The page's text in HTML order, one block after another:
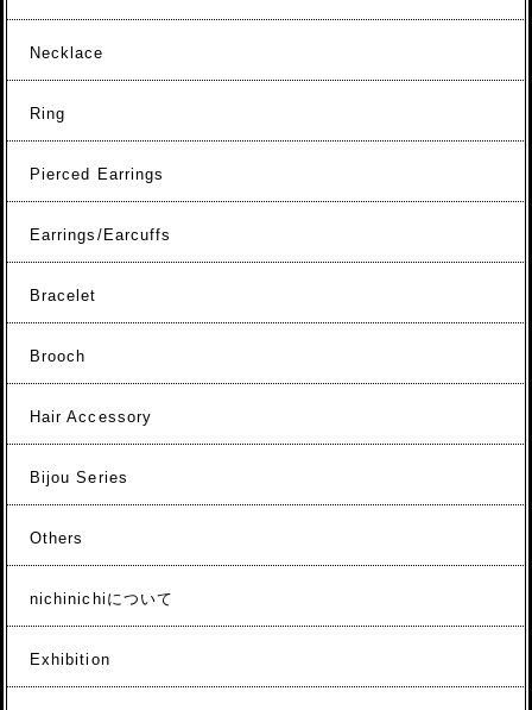
Necklace
Ring
Pierced Earrings
Earrings/Earcuffs
Bracelet
Brooch
Hair Accessory
Bijou Series
Others
nichinichiについて
Exhibition